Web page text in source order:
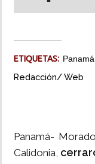
ETIQUETAS: Panamá
Redacción/ Web
Panamá-
Calidonia,